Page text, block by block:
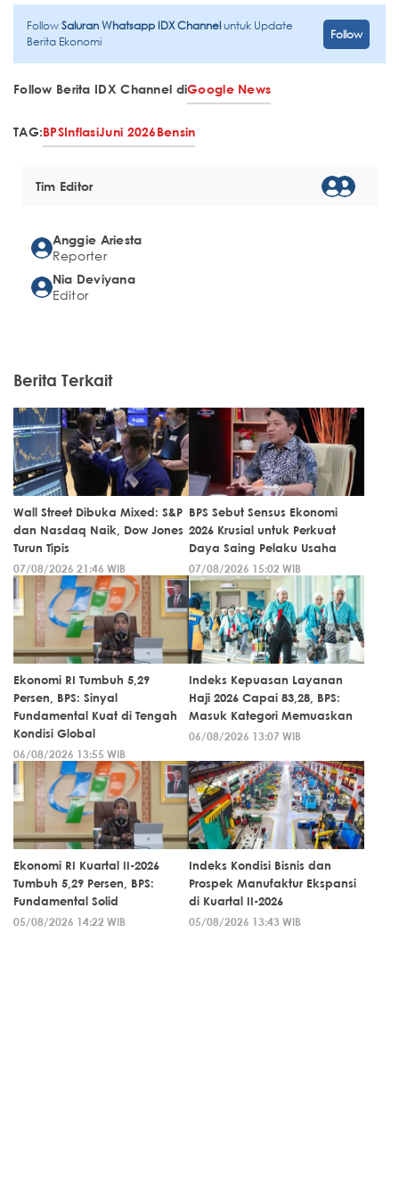
FollowSaluran Whatsapp IDX Channeluntuk Update
Berita Ekonomi
Follow
Follow Berita IDX Channel diGoogle News
TAG:BPSInflasiJuni 2026Bensin
Tim Editor
Anggie Ariesta
Reporter
Nia Deviyana
Editor
Berita Terkait
Wall Street Dibuka Mixed: S&P
dan Nasdaq Naik, Dow Jones
Turun Tipis
07/08/2026 21:46 WIB
BPS Sebut Sensus Ekonomi
2026 Krusial untuk Perkuat
Daya Saing Pelaku Usaha
07/08/2026 15:02 WIB
Ekonomi RI Tumbuh 5,29
Persen, BPS: Sinyal
Fundamental Kuat di Tengah
Kondisi Global
06/08/2026 13:55 WIB
Indeks Kepuasan Layanan
Haji 2026 Capai 83,28, BPS:
Masuk Kategori Memuaskan
06/08/2026 13:07 WIB
Ekonomi RI Kuartal II-2026
Tumbuh 5,29 Persen, BPS:
Fundamental Solid
05/08/2026 14:22 WIB
Indeks Kondisi Bisnis dan
Prospek Manufaktur Ekspansi
di Kuartal II-2026
05/08/2026 13:43 WIB